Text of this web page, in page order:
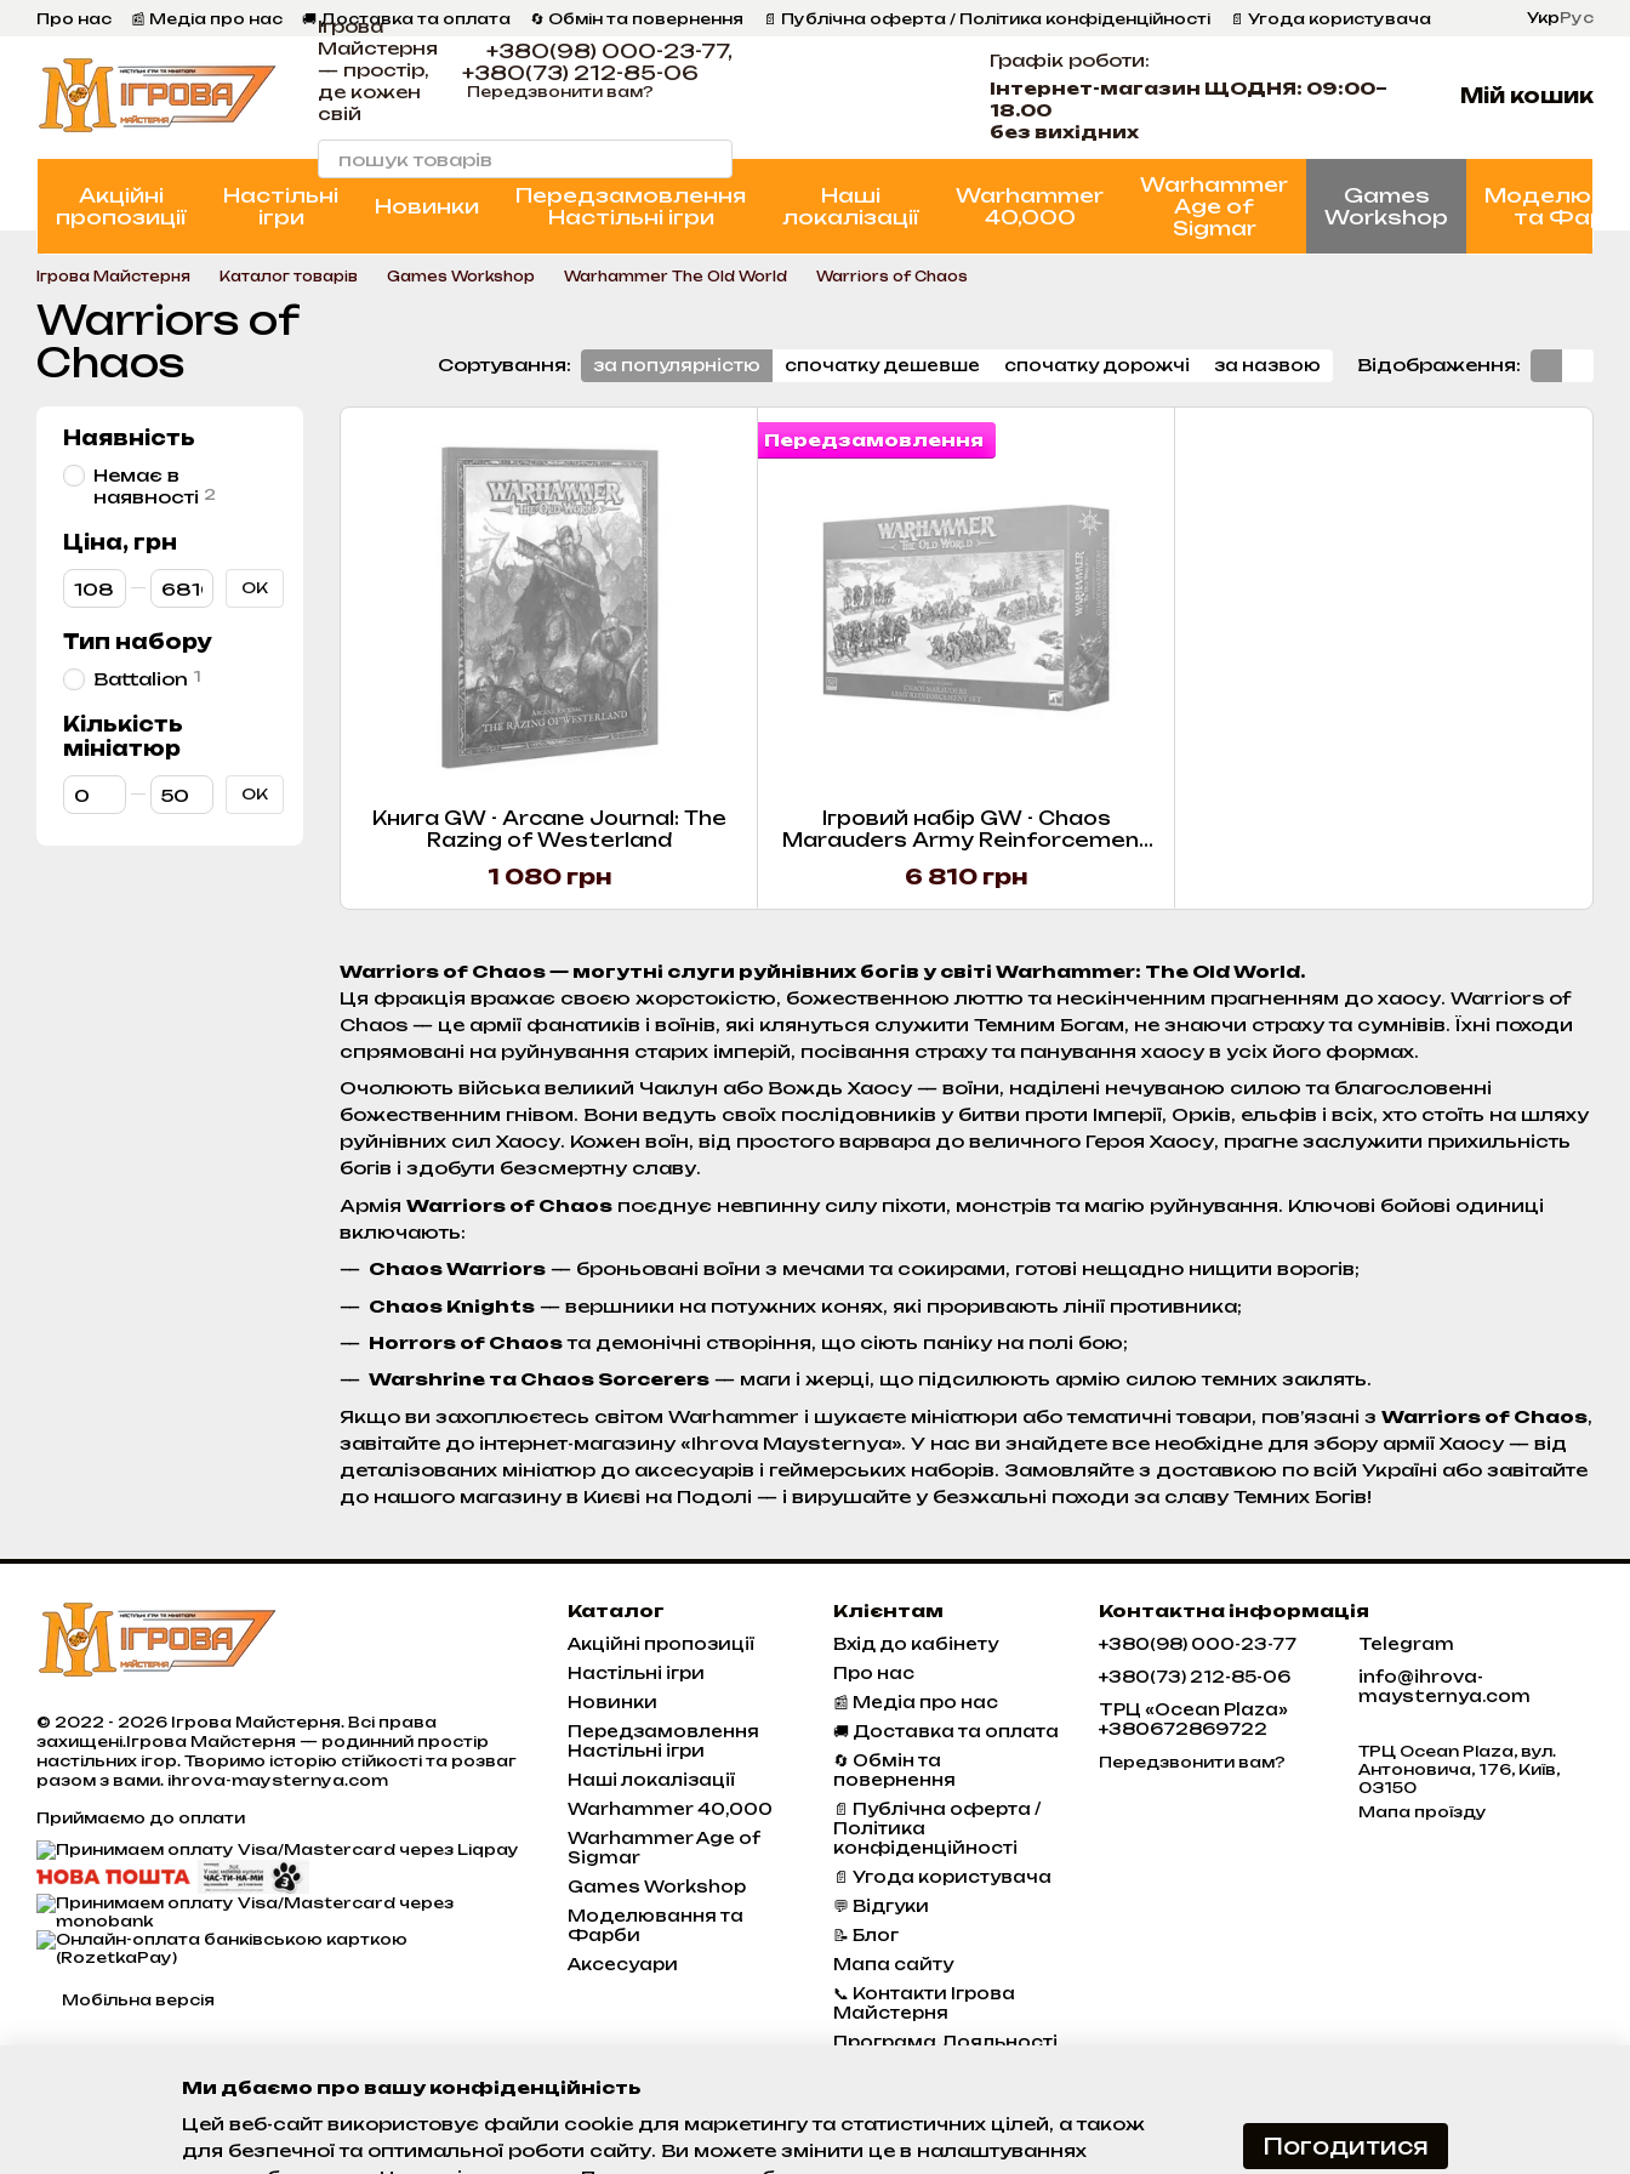
Перейти к основному контенту
Про нас 📰 Медіа про нас 🚚 Доставка та оплата 🔄 Обмін та повернення 📄 Публічна оферта / Політика конфіденційності
📄 Угода користувача
📞 Контакти Ігрова Майстерня Програма Лояльності
УкрРус
Ігрова
Майстерня
— простір,
де кожен
свій
+380(98) 000-23-77,
+380(73) 212-85-06
Передзвонити вам?
Графік роботи:
Інтернет-магазин ЩОДНЯ: 09:00–
18.00
без вихідних
Мій кошик
Акційні
пропозиції
Настільні
ігри
Новинки
Передзамовлення
Настільні ігри
Наші
локалізації
Warhammer
40,000
Warhammer
Age of
Sigmar
Games
Workshop
та
Ігрова Майстерня Каталог товарів Games Workshop Warhammer The Old World Warriors of Chaos
Warriors of
Chaos
Сортування: за популярністю спочатку дешевше спочатку дорожчі за назвою Відображення:
Warriors of Chaos — могутні слуги руйнівних богів у світі Warhammer: The Old World.
Ця фракція вражає своєю жорстокістю, божественною люттю та нескінченним прагненням до хаосу. Warriors of
Chaos — це армії фанатиків і воїнів, які клянуться служити Темним Богам, не знаючи страху та сумнівів. Їхні походи
спрямовані на руйнування старих імперій, посівання страху та панування хаосу в усіх його формах.
Очолюють війська великий Чаклун або Вождь Хаосу — воїни, наділені нечуваною силою та благословенні
божественним гнівом. Вони ведуть своїх послідовників у битви проти Імперії, Орків, ельфів і всіх, хто стоїть на шляху
руйнівних сил Хаосу. Кожен воїн, від простого варвара до величного Героя Хаосу, прагне заслужити прихильність
богів і здобути безсмертну славу.
Армія Warriors of Chaos поєднує невпинну силу піхоти, монстрів та магію руйнування. Ключові бойові одиниці
включають:
Chaos Warriors — броньовані воїни з мечами та сокирами, готові нещадно нищити ворогів;
Chaos Knights — вершники на потужних конях, які проривають лінії противника;
Horrors of Chaosта демонічні створіння, що сіють паніку на полі бою;
Warshrine та Chaos Sorcerers — маги і жерці, що підсилюють армію силою темних заклять.
Якщо ви захоплюєтесь світом Warhammer і шукаєте мініатюри або тематичні товари, пов’язані з Warriors of Chaos,
завітайте до інтернет-магазину «Ihrova Maysternya». У нас ви знайдете все необхідне для збору армії Хаосу — від
деталізованих мініатюр до аксесуарів і геймерських наборів. Замовляйте з доставкою по всій Україні або завітайте
до нашого магазину в Києві на Подолі — і вирушайте у безжальні походи за славу Темних Богів!
Книга GW - Arcane Journal: The
Razing of Westerland
1 080 грн
Передзамовлення
Ігровий набір GW - Chaos
Marauders Army Reinforcement
6 810 грн
Наявність
Немає в
наявності 2
Ціна, грн
От Ціна, грн
До Ціна, грн ОК
Тип набору
Battalion 1
Кількість
мініатюр
От Кількість мініатюр
До Кількість мініатюр
ОК
© 2022 - 2026 Ігрова Майстерня. Всі права
захищені.Ігрова Майстерня — родинний простір
настільних ігор. Творимо історію стійкості та розваг
разом з вами. ihrova-maysternya.com
Приймаємо до оплати
Мобільна версія
Каталог
Акційні пропозиції
Настільні ігри
Новинки
Передзамовлення
Настільні ігри
Наші локалізації
Warhammer 40,000
Warhammer Age of
Sigmar
Games Workshop
Моделювання та
Фарби
Аксесуари
Клієнтам
Вхід до кабінету
Про нас
📰 Медіа про нас
🚚 Доставка та оплата
🔄 Обмін та
повернення
📄 Публічна оферта /
Політика
конфіденційності
📄 Угода користувача
💬 Відгуки
📝 Блог
Мапа сайту
📞 Контакти Ігрова
Майстерня
Програма Лояльності
Ми в соцмережах
Контактна інформація
+380(98) 000-23-77
+380(73) 212-85-06
ТРЦ «Ocean Plaza»
+380672869722
Передзвонити вам?
Telegram
info@ihrova-
maysternya.com
ТРЦ Ocean Plaza, вул.
Антоновича, 176, Київ,
03150
Мапа проїзду
Ми дбаємо про вашу конфіденційність
Цей веб-сайт використовує файли cookie для маркетингу та статистичних цілей, а також
для безпечної та оптимальної роботи сайту. Ви можете змінити це в налаштуваннях
Погодитися